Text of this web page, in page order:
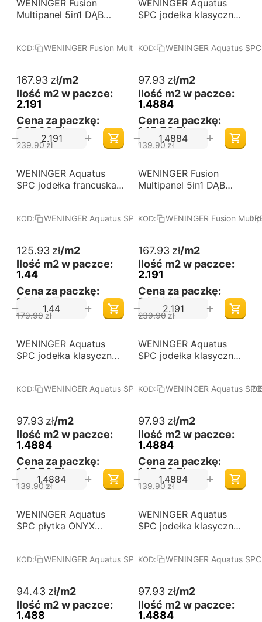
od 60 m2
WENINGER Fusion
Multipanel 5in1 DĄB
Wymiary (mm):
Fusion Multipanel 5in1 -
zintegrowany podkład.
KOD: WENINGER Fusion Multipanel 5in1 DĄB ALMERIS
167.93 zł/m2
Ilość m2 w paczce:
2.191
Cena za paczkę:
367,93 Zł
239.90 zł
+
−
od 60 m2
WENINGER Aquatus
SPC jodełka klasyczna
Wymiary (mm):
Aquatus SPC - jodełka
klasyczna.
KOD: WENINGER Aquatus
97.93 zł/m2
Ilość m2 w paczce:
1.4884
Cena za paczkę:
145,76 Zł
139.90 zł
+
−
-30%
Darmowa dostawa
od 60 m2
WENINGER Aquatus
SPC jodełka francuska
Wymiary (mm):
Aquatus SPC - jodełka
francuska.
KOD: WENINGER Aquatus SPC jodełka francuska DĄB
125.93 zł/m2
Ilość m2 w paczce:
1.44
Cena za paczkę:
181,34 Zł
179.90zł
+
−
-30%
Darmowa dostawa
od 60 m2
WENINGER Fusion
Multipanel 5in1 DĄB
Wymiary (mm):
Fusion Multipanel 5in1 -
zintegrowany podkład.
KOD: WENINGER Fusion
167.93 zł/m2
Ilość m2 w paczce:
2.191
Cena za paczkę:
367,93 Zł
239.90 zł
+
−
-30%
Darmowa dostawa
od 60 m2
WENINGER Aquatus
SPC jodełka klasyczna
winylowe. Wymiary
Kolekcja: Aquatus SPC -
jodełka klasyczna.
KOD: WENINGER Aquatus SPC jodełka klasyczna DĄB
97.93 zł/m2
Ilość m2 w paczce:
1.4884
Cena za paczkę:
145,76 Zł
139.90 zł
+
−
-30%
Darmowa dostawa
od 60 m2
WENINGER Aquatus
SPC jodełka klasyczna
Wymiary (mm):
Aquatus SPC - jodełka
klasyczna.
KOD: WENINGER Aquatus
97.93 zł/m2
Ilość m2 w paczce:
1.4884
Cena za paczkę:
145,76 Zł
139.90 zł
+
−
-30%
Darmowa dostawa
od 60 m2
WENINGER Aquatus
SPC płytka ONYX
Wymiary (mm):
Aquatus SPC - płytka.
KOD: WENINGER Aquatus SPC płytka ONYX STONE
94.43 zł/m2
Ilość m2 w paczce:
1.488
-30%
Darmowa dostawa
od 60 m2
WENINGER Aquatus
SPC jodełka klasyczna
Wymiary (mm):
Aquatus SPC - jodełka
klasyczna.
KOD: WENINGER Aquatus
97.93 zł/m2
Ilość m2 w paczce:
1.4884